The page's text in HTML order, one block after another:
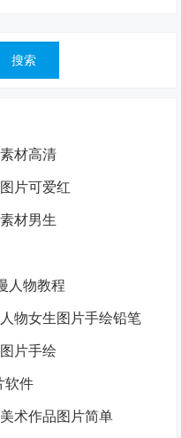
材高清
片可爱红
材男生
人物教程
物女生图片手绘铅笔
片手绘
软件
术作品图片简单